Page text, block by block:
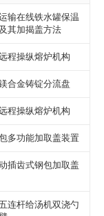
输在线铁水罐保温
其加揭盖方法
程操纵熔炉机构
合金铸锭分流盘
程操纵熔炉机构
多功能加取盖装置
插齿式钢包加取盖
连杆给汤机双浇勺